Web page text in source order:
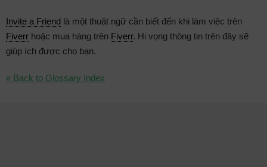
Invite a Friend là một thuật ngữ cần biết đến khi làm việc trên
Fiverr hoặc mua hàng trên Fiverr. Hi vọng thông tin trên đây sẽ
giúp ích được cho bạn.
« Back to Glossary Index